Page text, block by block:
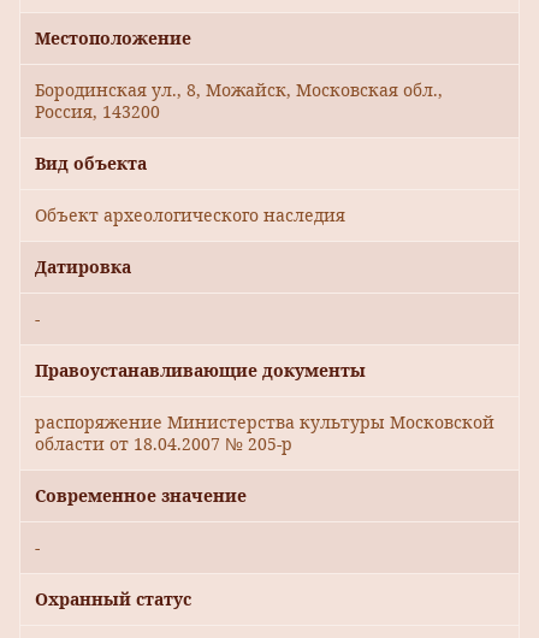
Местоположение
Бородинская ул., 8, Можайск, Московская обл.,
Россия, 143200
Вид объекта
Объект археологического наследия
Датировка
-
Правоустанавливающие документы
распоряжение Министерства культуры Московской
области от 18.04.2007 № 205-р
Современное значение
-
Охранный статус